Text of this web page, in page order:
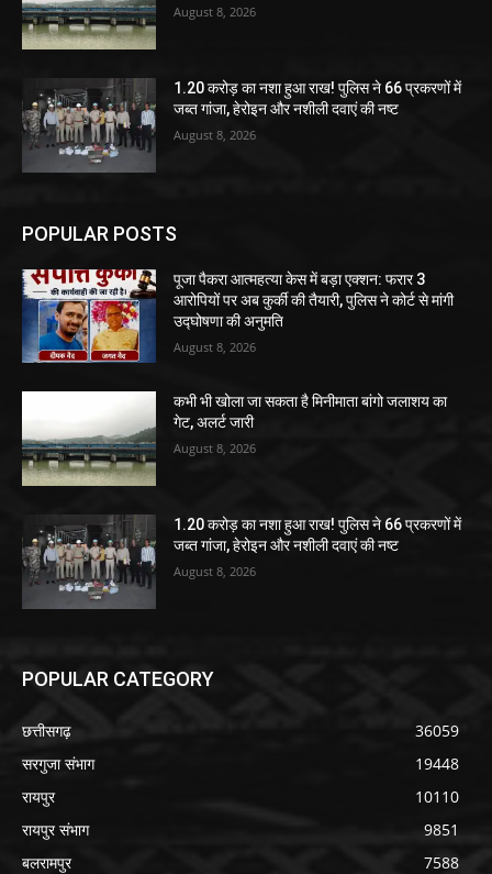
August 8, 2026
1.20 करोड़ का नशा हुआ राख! पुलिस ने 66 प्रकरणों में
जब्त गांजा, हेरोइन और नशीली दवाएं की नष्ट
August 8, 2026
POPULAR POSTS
पूजा पैकरा आत्महत्या केस में बड़ा एक्शन: फरार 3
आरोपियों पर अब कुर्की की तैयारी, पुलिस ने कोर्ट से मांगी
उद्घोषणा की अनुमति
August 8, 2026
कभी भी खोला जा सकता है मिनीमाता बांगो जलाशय का
गेट, अलर्ट जारी
August 8, 2026
1.20 करोड़ का नशा हुआ राख! पुलिस ने 66 प्रकरणों में
जब्त गांजा, हेरोइन और नशीली दवाएं की नष्ट
August 8, 2026
POPULAR CATEGORY
छत्तीसगढ़
36059
सरगुजा संभाग
19448
रायपुर
10110
रायपुर संभाग
9851
बलरामपुर
7588